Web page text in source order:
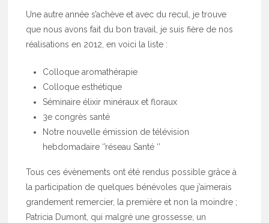
Une autre année s’achève et avec du recul, je trouve
que nous avons fait du bon travail, je suis fière de nos
réalisations en 2012, en voici la liste :
Colloque aromathérapie
Colloque esthétique
Séminaire élixir minéraux et floraux
3e congrès santé
Notre nouvelle émission de télévision
hebdomadaire ‘’réseau Santé ‘’
Tous ces évènements ont été rendus possible grâce à
la participation de quelques bénévoles que j’aimerais
grandement remercier, la première et non la moindre ;
Patricia Dumont, qui malgré une grossesse, un